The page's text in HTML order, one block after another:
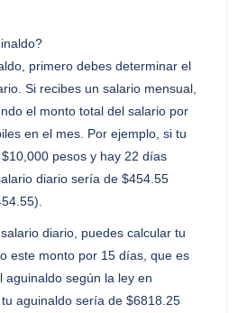
primero debes determinar el
Si recibes un salario mensual,
el monto total del salario por
en el mes. Por ejemplo, si tu
pesos y hay 22 días
diario sería de $454.55
diario, puedes calcular tu
este monto por 15 días, que es
aguinaldo según la ley en
aguinaldo sería de $6818.25